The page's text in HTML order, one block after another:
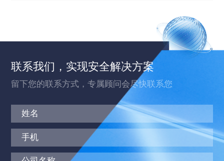
联系我们，实现安全解决方案
留下您的联系方式，专属顾问会尽快联系您